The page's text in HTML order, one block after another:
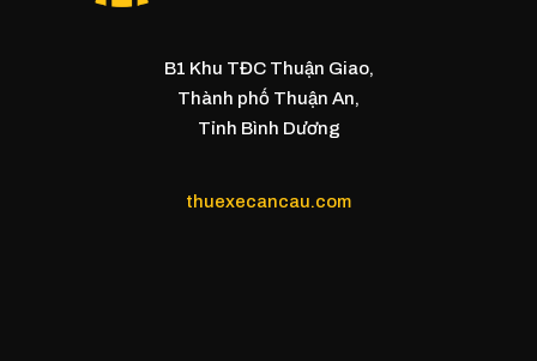
B1 Khu TĐC Thuận Giao,
Thành phố Thuận An,
Tỉnh Bình Dương
thuexecancau.com